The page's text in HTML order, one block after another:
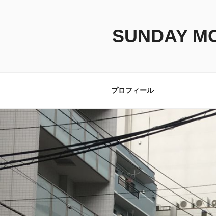
SUNDAY
プロフィール